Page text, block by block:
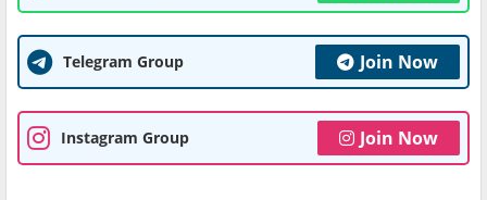
Telegram Group Join Now
Instagram Group Join Now